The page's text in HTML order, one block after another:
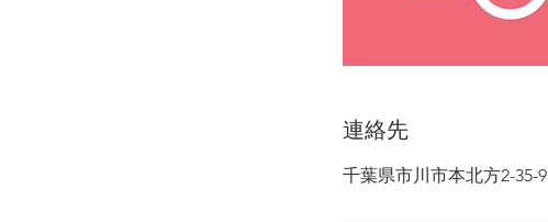
連絡先
千葉県市川市本北方2-35-9